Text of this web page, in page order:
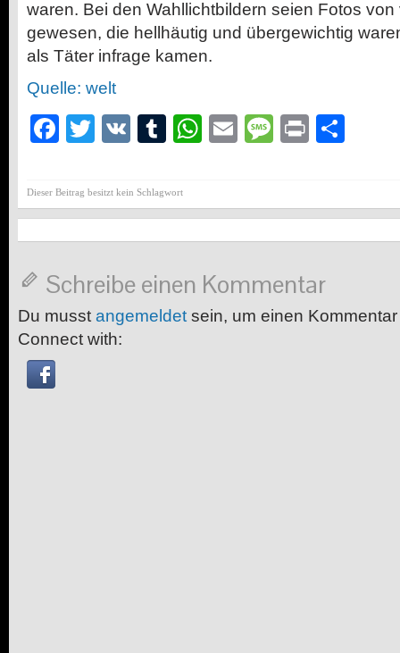
waren. Bei den Wahllichtbildern seien Fotos
gewesen, die hellhäutig und übergewichtig
als Täter infrage kamen.
Quelle: welt
Facebook
Twitter
VK Tumblr
WhatsApp
EmailMessage
Print
Dieser Beitrag besitzt kein Schlagwort
Schreibe einen Kommentar
Du musst angemeldet sein, um einen
Connect with: